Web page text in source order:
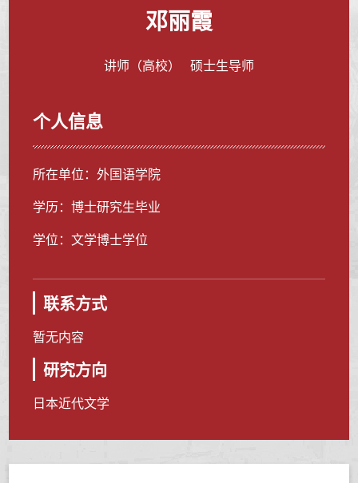
邓丽霞
讲师（高校） 硕士生导师
个人信息
所在单位：外国语学院
学历：博士研究生毕业
学位：文学博士学位
联系方式
暂无内容
研究方向
日本近代文学